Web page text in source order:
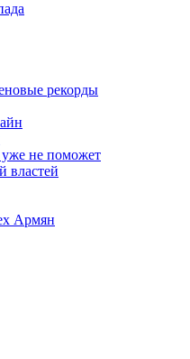
рекорды
уже не поможет
властей
Армян